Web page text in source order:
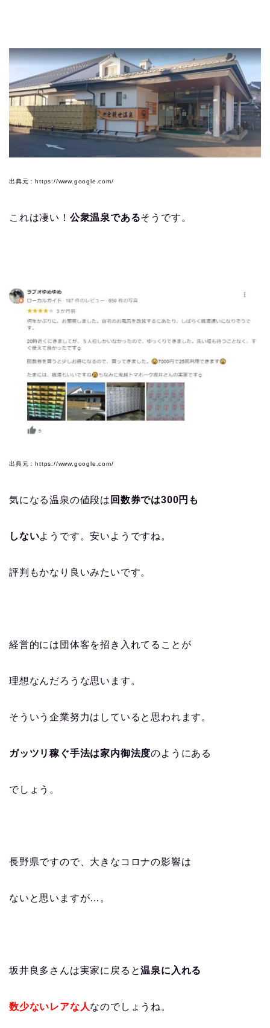
出典元：https://www.google.com/
これは凄い！ 公衆温泉であるそうです。
出典元：https://www.google.com/
気になる温泉の値段は 回数券では300円も
しないようです。安いようですね。
評判もかなり良いみたいです。
経営的には団体客を招き入れてることが
理想なんだろうな思います。
そういう企業努力はしていると思われます。
ガッツリ稼ぐ手法は家内御法度のようにある
でしょう。
長野県ですので、大きなコロナの影響は
ないと思いますが…。
坂井良多さんは実家に戻ると温泉に入れる
数少ないレアな人なのでしょうね。